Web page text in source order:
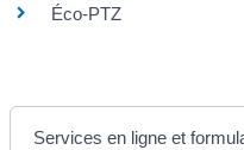
Éco-PTZ
Services en ligne et